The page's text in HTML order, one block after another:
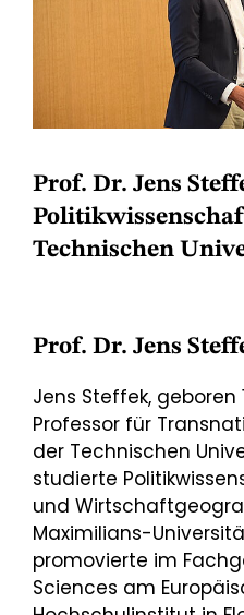
Prof. Dr. Jens
Technischen
Prof. Dr. Jens
Jens Steffek, geboren
Professor für
der Technischen
studierte
und
Maximilians-
promovierte im
Sciences am